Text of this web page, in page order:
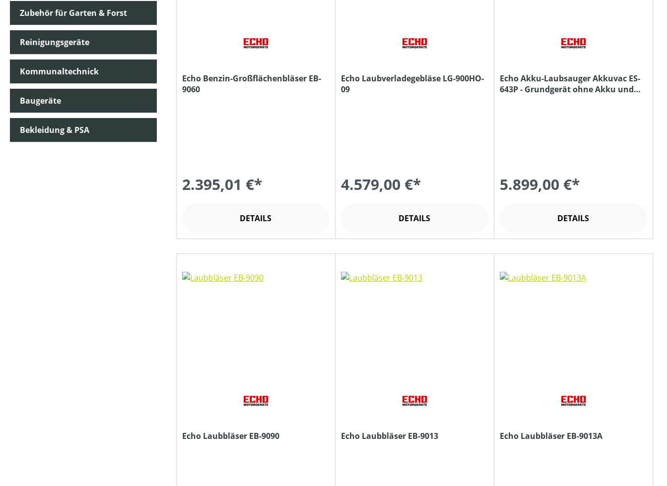
MOTORLEISTUNG (IN KW)
NENNSPANNUNG (IN V)
Zubehör für Garten & Forst
Reinigungsgeräte
Kommunaltechnick
Baugeräte
Bekleidung & PSA
Echo Benzin-Großflächenbläser EB-
9060
2.395,01 €*
DETAILS
Echo Laubverladegebläse LG-900HO-
09
4.579,00 €*
DETAILS
Echo Akku-Laubsauger Akkuvac ES-
643P - Grundgerät ohne Akku und
5.899,00 €*
DETAILS
Echo Laubbläser EB-9090 Echo Laubbläser EB-9013 Echo Laubbläser EB-9013A